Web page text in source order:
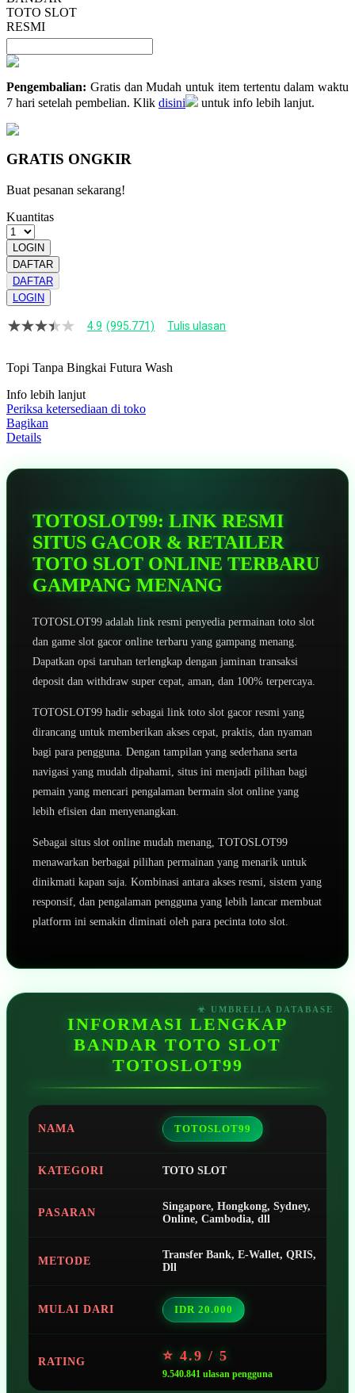
TOTO SLOT
RESMI
Pengembalian: Gratis dan Mudah untuk item tertentu dalam waktu
7 hari setelah pembelian. Klik disini untuk info lebih lanjut.
GRATIS ONGKIR
Buat pesanan sekarang!
Kuantitas
LOGIN
DAFTAR
DAFTAR
LOGIN
4.9
bintang,
rating
rata-
rata.
Read
13
Tautan
4.9 (995.771) Tulis ulasan
Topi Tanpa Bingkai Futura Wash
Info lebih lanjut
Periksa ketersediaan di toko
Bagikan
Details
TOTOSLOT99: LINK RESMI
SITUS GACOR & RETAILER
TOTO SLOT ONLINE TERBARU
GAMPANG MENANG
TOTOSLOT99 adalah link resmi penyedia permainan toto slot
dan game slot gacor online terbaru yang gampang menang.
Dapatkan opsi taruhan terlengkap dengan jaminan transaksi
deposit dan withdraw super cepat, aman, dan 100% terpercaya.
TOTOSLOT99 hadir sebagai link toto slot gacor resmi yang
dirancang untuk memberikan akses cepat, praktis, dan nyaman
bagi para pengguna. Dengan tampilan yang sederhana serta
navigasi yang mudah dipahami, situs ini menjadi pilihan bagi
pemain yang mencari pengalaman bermain slot online yang
lebih efisien dan menyenangkan.
Sebagai situs slot online mudah menang, TOTOSLOT99
menawarkan berbagai pilihan permainan yang menarik untuk
dinikmati kapan saja. Kombinasi antara akses resmi, sistem yang
responsif, dan pengalaman pengguna yang lebih lancar membuat
platform ini semakin diminati oleh para pecinta toto slot.
INFORMASI LENGKAP
BANDAR TOTO SLOT
TOTOSLOT99
NAMA TOTOSLOT99
KATEGORI TOTO SLOT
PASARAN
Singapore, Hongkong, Sydney,
Online, Cambodia, dll
METODE
Transfer Bank, E-Wallet, QRIS,
Dll
MULAI DARI IDR 20.000
RATING ⭐ 4.9 / 5
9.540.841 ulasan pengguna